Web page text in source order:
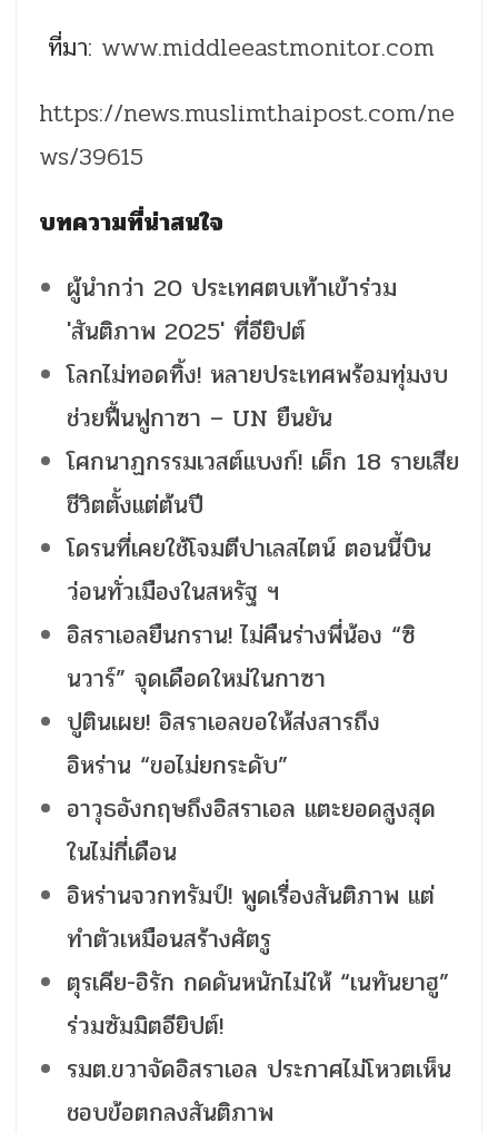
ที่มา: www.middleeastmonitor.com
https://news.muslimthaipost.com/ne
ws/39615
บทความที่น่าสนใจ
ผู้นำกว่า 20 ประเทศตบเท้าเข้าร่วม
'สันติภาพ 2025' ที่อียิปต์
โลกไม่ทอดทิ้ง! หลายประเทศพร้อมทุ่มงบ
ช่วยฟื้นฟูกาซา – UN ยืนยัน
โศกนาฏกรรมเวสต์แบงก์! เด็ก 18 รายเสีย
ชีวิตตั้งแต่ต้นปี
โดรนที่เคยใช้โจมตีปาเลสไตน์ ตอนนี้บิน
ว่อนทั่วเมืองในสหรัฐ ฯ
อิสราเอลยืนกราน! ไม่คืนร่างพี่น้อง “ซิ
นวาร์” จุดเดือดใหม่ในกาซา
ปูตินเผย! อิสราเอลขอให้ส่งสารถึง
อิหร่าน “ขอไม่ยกระดับ”
อาวุธอังกฤษถึงอิสราเอล แตะยอดสูงสุด
ในไม่กี่เดือน
อิหร่านจวกทรัมป์! พูดเรื่องสันติภาพ แต่
ทำตัวเหมือนสร้างศัตรู
ตุรเคีย-อิรัก กดดันหนักไม่ให้ “เนทันยาฮู”
ร่วมซัมมิตอียิปต์!
รมต.ขวาจัดอิสราเอล ประกาศไม่โหวตเห็น
ชอบข้อตกลงสันติภาพ